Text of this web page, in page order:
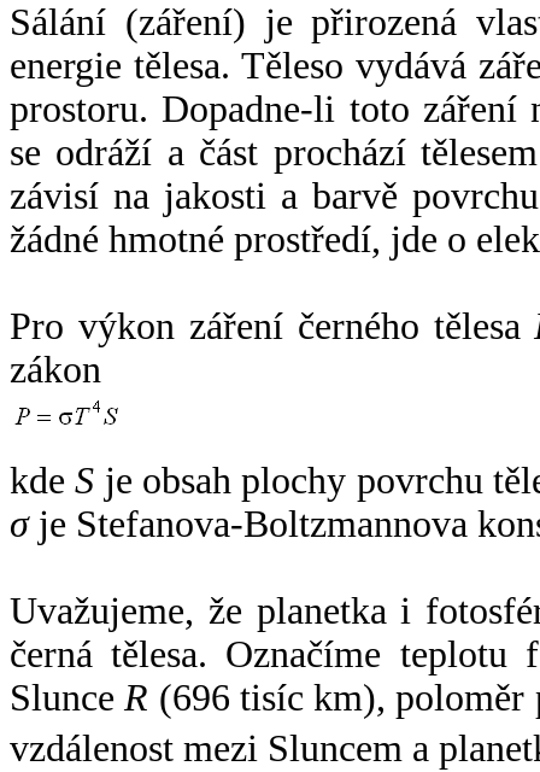
Sálání (záření) je přirozená
energie tělesa. Těleso vydává
prostoru. Dopadne-li toto záření
se odráží a část prochází
závisí na jakosti a barvě
žádné hmotné prostředí, jde o
Pro výkon záření černého tělesa
zákon
kdeS je obsah plochy povrchu
σje Stefanova-Boltzmannova
Uvažujeme, že planetka i
černá tělesa. Označíme
SlunceR (696 tisíc km),
vzdálenost mezi Sluncem a